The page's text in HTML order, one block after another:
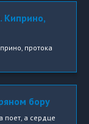
Киприно,
протока
бору
поет, а сердце